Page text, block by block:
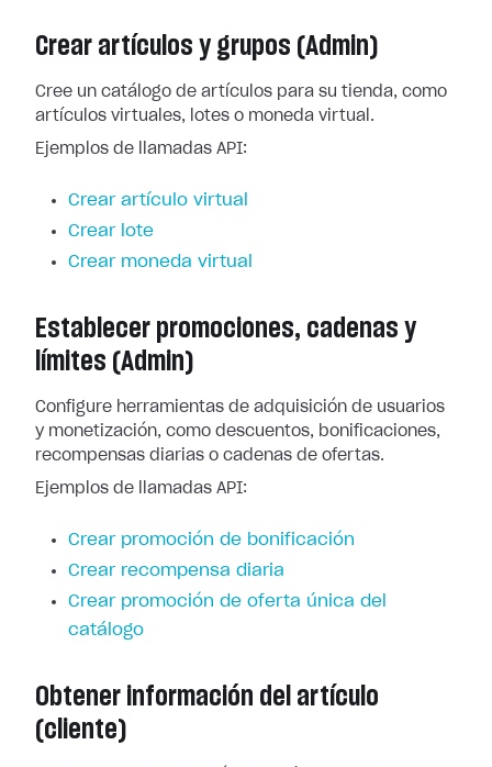
Crear artículos y grupos (Admin)
Cree un catálogo de artículos para su tienda, como
artículos virtuales, lotes o moneda virtual.
Ejemplos de llamadas API:
Crear artículo virtual
Crear lote
Crear moneda virtual
Establecer promociones, cadenas y
límites (Admin)
Configure herramientas de adquisición de usuarios
y monetización, como descuentos, bonificaciones,
recompensas diarias o cadenas de ofertas.
Ejemplos de llamadas API:
Crear promoción de bonificación
Crear recompensa diaria
Crear promoción de oferta única del
catálogo
Obtener información del artículo
(cliente)